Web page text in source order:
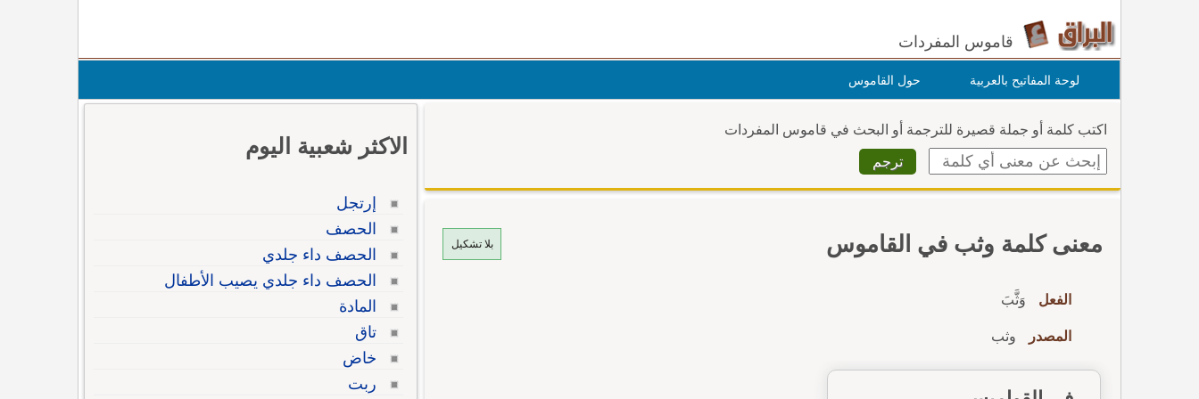
قاموس المفردات
لوحة المفاتيح بالعربية حول القاموس
اكتب كلمة أو جملة قصيرة للترجمة أو البحث في قاموس المفردات
بلا تشكيل معنى كلمة وثب في القاموس
الفعل وَثَّبَ
المصدر وثب
الاكثر شعبية اليوم
إرتجل
الحصف
الحصف داء جلدي
الحصف داء جلدي يصيب الأطفال
المادة
تاق
خاض
ربت